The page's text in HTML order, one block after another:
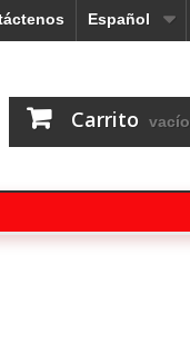
Español
Carrito vacío